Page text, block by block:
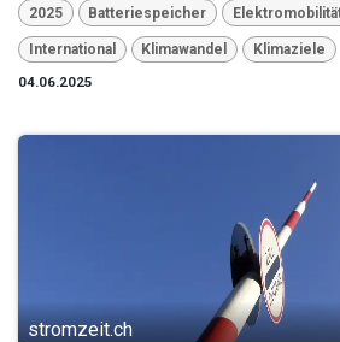
2025 Batteriespeicher
International Klimawandel
Klimaziele
04.06.2025
stromzeit.ch